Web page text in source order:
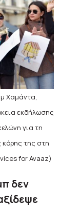
Χαμάντα,
εκδήλωσης
για τη
κόρης της στη
for Avaaz)
δεν